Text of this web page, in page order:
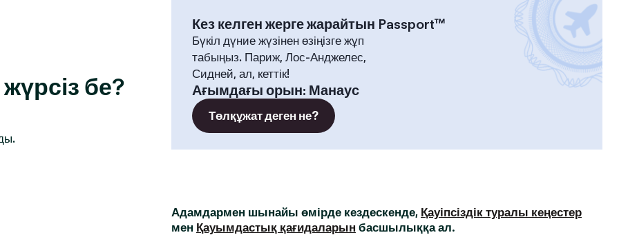
бе?
Кез келген жерге жарайтын Passport™
Бүкіл дүние жүзінен өзіңізге жұп
табыңыз. Париж, Лос-Анджелес,
Сидней, ал, кеттік!
Ағымдағы орын: Манаус
Төлқұжат деген не?
Адамдармен шынайы өмірде кездескенде, Қауіпсіздік туралы кеңестер
мен Қауымдастық қағидаларын басшылыққа ал.